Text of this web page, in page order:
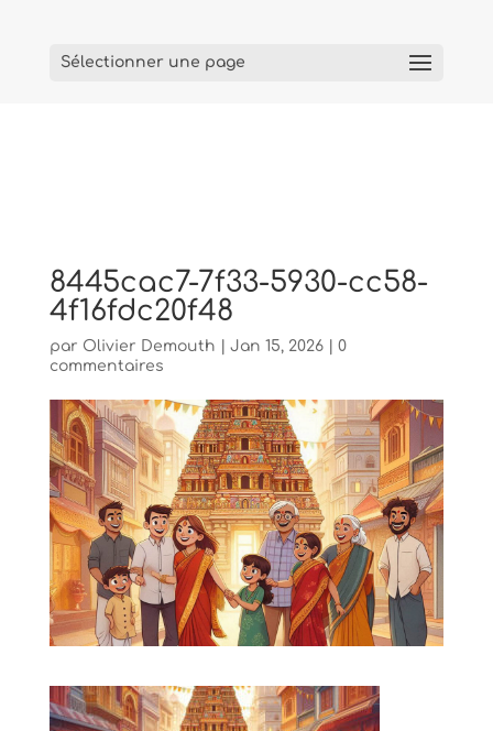
Sélectionner une page
8445cac7-7f33-5930-cc58-
4f16fdc20f48
par Olivier Demouth Jan 15, 2026| 0
commentaires